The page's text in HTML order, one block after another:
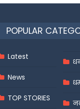
POPULAR
Latest
News
TOP STORIES